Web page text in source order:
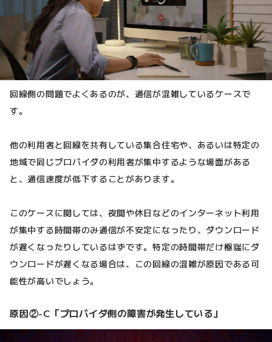
回線側の問題でよくあるのが、通信が混雑しているケースで
す。
他の利用者と回線を共有している集合住宅や、あるいは特定の
地域で同じプロバイダの利用者が集中するような場面がある
と、通信速度が低下することがあります。
このケースに関しては、夜間や休日などのインターネット利用
が集中する時間帯のみ通信が不安定になったり、ダウンロード
が遅くなったりしているはずです。特定の時間帯だけ極端にダ
ウンロードが遅くなる場合は、この回線の混雑が原因である可
能性が高いでしょう。
原因②-C「プロバイダ側の障害が発生している」